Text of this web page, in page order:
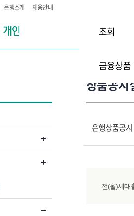
은행소개 채용안내
조회
금융상품
상품공시
은행상품공
전(월)세대